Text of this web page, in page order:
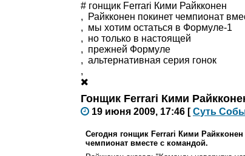
# гонщик Ferrari Кими Райкконен
,
Райкконен покинет чемпионат
, мы хотим остаться в Формуле-1
, но только в настоящей
, прежней Формуле
, альтернативная серия гонок
,
Гонщик Ferrari Кими
19 июня 2009, 17:46 [Суть Соб
Сегодня гонщик Ferrari Кими
чемпионат вместе с командой.